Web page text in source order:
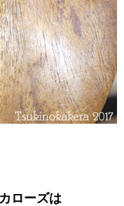
ローズは